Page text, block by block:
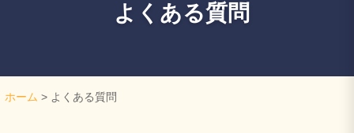
よくある質問
ホーム > よくある質問